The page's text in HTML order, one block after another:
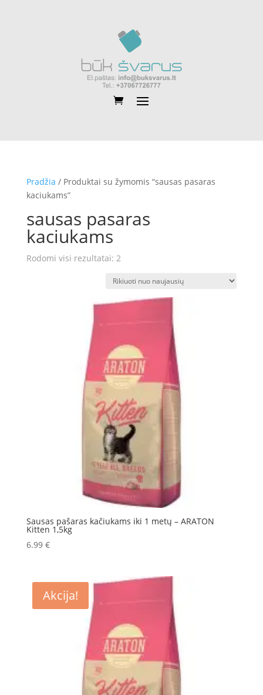
Pradžia / Produktai su žymomis “sausas pasaras
kaciukams”
sausas pasaras
kaciukams
Rodomi visi rezultatai: 2Rūšiuojama
naujausią
Sausas pašaras kačiukams iki 1 metų – ARATON
Kitten 1,5kg
6.99 €
Akcija!